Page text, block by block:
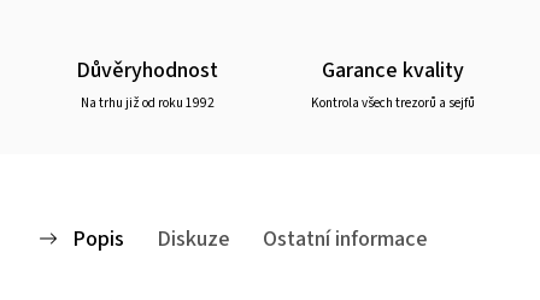
Důvěryhodnost
Na trhu již od roku 1992
Garance kvality
Kontrola všech trezorů a sejfů
Popis Diskuze Ostatní informace